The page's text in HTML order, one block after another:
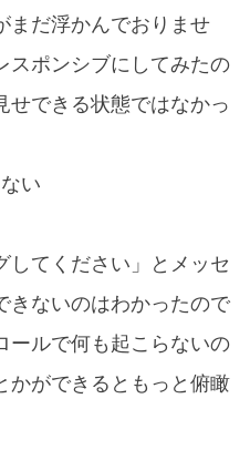
まだ浮かんでおりませ
スポンシブにしてみたの
せできる状態ではなかっ
い
してください」とメッセ
きないのはわかったので
ールで何も起こらないの
かができるともっと俯瞰